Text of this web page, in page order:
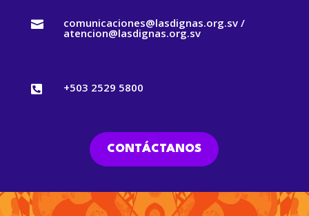
 comunicaciones@lasdignas.org.sv /
atencion@lasdignas.org.sv
 +503 2529 5800
CONTÁCTANOS